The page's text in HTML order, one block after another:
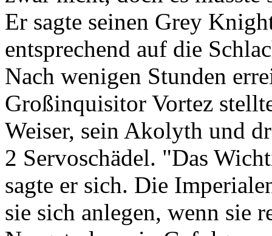
Er sagte seinen Grey
entsprechend auf die
Nach wenigen Stunden
Großinquisitor Vortez
Weiser, sein Akolyth und
2 Servoschädel. "Das
sagte er sich. Die
sie sich anlegen, wenn sie